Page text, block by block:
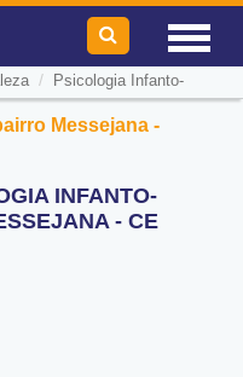
/
Psicologia Infanto-
Messejana -
INFANTO-
- CE